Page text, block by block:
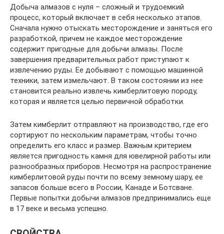
Добыча алмазов с нуля – сложный и трудоемкий
процесс, который включает в себя несколько этапов.
Сначала нужно отыскать месторождение и заняться его
разработкой, причем не каждое месторождение
содержит пригодные для добычи алмазы. После
завершения предварительных работ приступают к
извлечению руды. Ее добывают с помощью машинной
техники, затем измельчают. В таком состоянии из нее
становится реально извлечь кимберлитовую породу,
которая и является целью первичной обработки.
Затем кимберлит отправляют на производство, где его
сортируют по нескольким параметрам, чтобы точно
определить его класс и размер. Важным критерием
является пригодность камня для ювелирной работы или
разнообразных приборов. Несмотря на распространение
кимберлитовой руды почти по всему земному шару, ее
запасов больше всего в России, Канаде и Ботсване.
Первые попытки добычи алмазов предпринимались еще
в 17 веке и весьма успешно.